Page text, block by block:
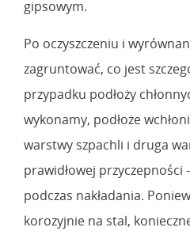
gipsowym.
Po oczyszczeniu i
zagruntować, co jest
przypadku podłoży
wykonamy, podłoże
warstwy szpachli i druga
prawidłowej przyczepności
podczas nakładania.
korozyjnie na stal,